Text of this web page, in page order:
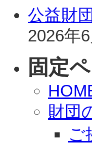
公益財
2026年
固定
財団
ご